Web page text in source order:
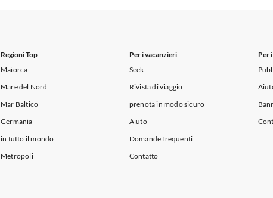
Regioni Top
Maiorca
Mare del Nord
Mar Baltico
Germania
in tutto il mondo
Metropoli
Per i vacanzieri
Seek
Rivista di viaggio
prenota in modo sicuro
Aiuto
Domande frequenti
Contatto
Per